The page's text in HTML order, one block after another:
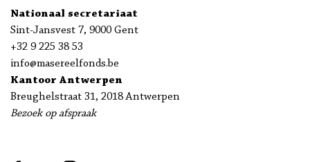
Nationaal secretariaat
Sint-Jansvest 7, 9000 Gent
+32 9 225 38 53
info@masereelfonds.be
Kantoor Antwerpen
Breughelstraat 31, 2018 Antwerpen
Bezoek op afspraak